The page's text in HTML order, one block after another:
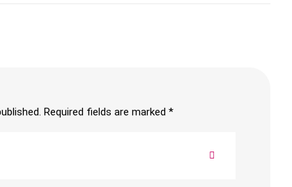
Required fields are marked *